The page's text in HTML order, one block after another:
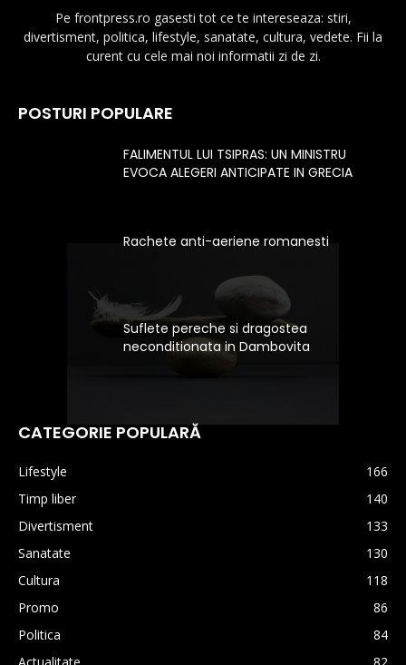
Pe frontpress.ro gasesti tot ce te intereseaza: stiri,
divertisment, politica, lifestyle, sanatate, cultura, vedete. Fii la
curent cu cele mai noi informatii zi de zi.
POSTURI POPULARE
FALIMENTUL LUI TSIPRAS: UN MINISTRU
EVOCA ALEGERI ANTICIPATE IN GRECIA
Rachete anti-aeriene romanesti
Suflete pereche si dragostea
neconditionata in Dambovita
CATEGORIE POPULARĂ
Lifestyle
166
Timp liber
140
Divertisment
133
Sanatate
130
Cultura
118
Promo
86
Politica
84